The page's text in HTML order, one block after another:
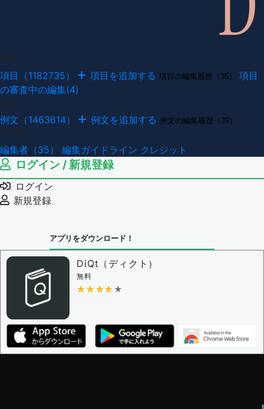
項目（1182735） 項目を追加する 項目の編集履歴（35）
項目
の審査中の編集(4)
例文（1463614） 例文を追加する 例文の編集履歴（39）
編集者（35） 編集ガイドライン クレジット
ログイン / 新規登録
ログイン
新規登録
アプリをダウンロード！
DiQt（ディクト）
無料
★★★★★
★★★★★